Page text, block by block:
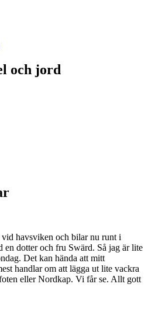
och jord
vid havsviken och bilar nu runt i
en dotter och fru Swärd. Så jag är lite
Det kan hända att mitt
handlar om att lägga ut lite vackra
eller Nordkap. Vi får se. Allt gott